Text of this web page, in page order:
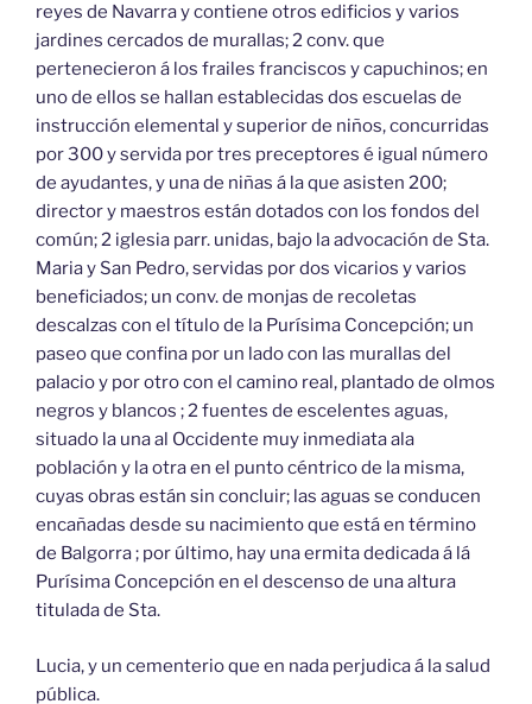
reyes de Navarra y contiene otros edificios y varios
jardines cercados de murallas; 2 conv. que
pertenecieron á los frailes franciscos y capuchinos; en
uno de ellos se hallan establecidas dos escuelas de
instrucción elemental y superior de niños, concurridas
por 300 y servida por tres preceptores é igual número
de ayudantes, y una de niñas á la que asisten 200;
director y maestros están dotados con los fondos del
común; 2 iglesia parr. unidas, bajo la advocación de Sta.
Maria y San Pedro, servidas por dos vicarios y varios
beneficiados; un conv. de monjas de recoletas
descalzas con el título de la Purísima Concepción; un
paseo que confina por un lado con las murallas del
palacio y por otro con el camino real, plantado de olmos
negros y blancos ; 2 fuentes de escelentes aguas,
situado la una al Occidente muy inmediata ala
población y la otra en el punto céntrico de la misma,
cuyas obras están sin concluir; las aguas se conducen
encañadas desde su nacimiento que está en término
de Balgorra ; por último, hay una ermita dedicada á lá
Purísima Concepción en el descenso de una altura
titulada de Sta.
Lucia, y un cementerio que en nada perjudica á la salud
pública.